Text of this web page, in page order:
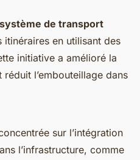
système de transport
itinéraires en utilisant des
initiative a amélioré la
l’embouteillage dans
sur l’intégration
l’infrastructure, comme